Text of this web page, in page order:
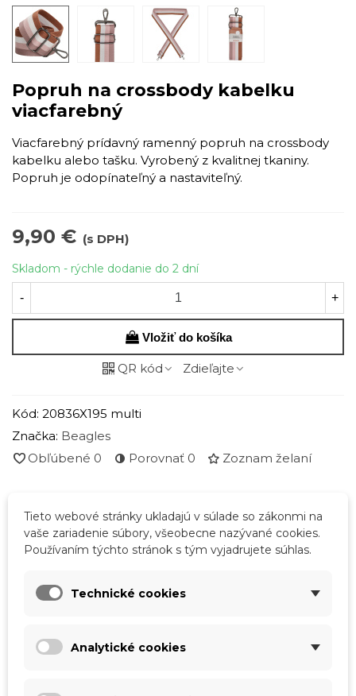
Popruh na crossbody kabelku
viacfarebný
Viacfarebný prídavný ramenný popruh na crossbody
kabelku alebo tašku. Vyrobený z kvalitnej tkaniny.
Popruh je odopínateľný a nastaviteľný.
9,90 € (s DPH)
Skladom - rýchle dodanie do 2 dní
- +
Vložiť do košíka
QR kód Zdieľajte
Kód: 20836X195 multi
Značka: Beagles
Obľúbené 0 Porovnať 0 Zoznam želaní
Popis
Rozmery:dĺžka 140 cm / šírka 5 cm
Tabuľka vlastností
Farba
Biela
Tieto webové stránky ukladajú v súlade so zákonmi na
vaše zariadenie súbory, všeobecne nazývané cookies.
Používaním týchto stránok s tým vyjadrujete súhlas.
Technické cookies
Analytické cookies